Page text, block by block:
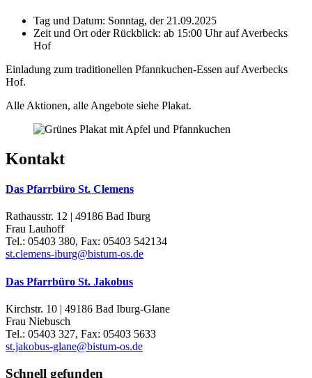
Tag und Datum: Sonntag, der 21.09.2025
Zeit und Ort oder Rückblick: ab 15:00 Uhr auf Averbecks
Hof
Einladung zum traditionellen Pfannkuchen-Essen auf Averbecks
Hof.
Alle Aktionen, alle Angebote siehe Plakat.
Kontakt
Das Pfarrbüro St. Clemens
Rathausstr. 12 | 49186 Bad Iburg
Frau Lauhoff
Tel.: 05403 380, Fax: 05403 542134
st.clemens-iburg@bistum-os.de
Das Pfarrbüro St. Jakobus
Kirchstr. 10 | 49186 Bad Iburg-Glane
Frau Niebusch
Tel.: 05403 327, Fax: 05403 5633
st.jakobus-glane@bistum-os.de
Schnell gefunden